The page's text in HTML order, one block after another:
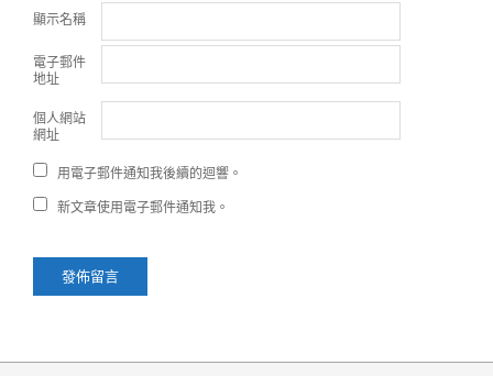
顯示名稱
電子郵件
地址
個人網站
網址
用電子郵件通知我後續的迴響。
新文章使用電子郵件通知我。